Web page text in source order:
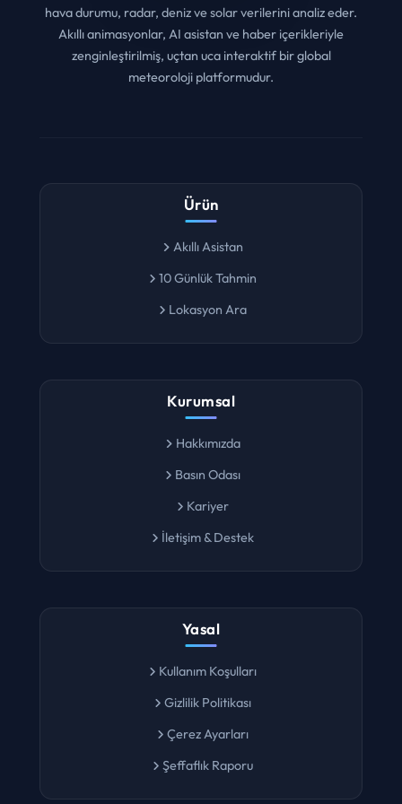
Yapay zeka ve yüksek kodlama teknolojisi mimarisiyle
hava durumu, radar, deniz ve solar verilerini analiz eder.
Akıllı animasyonlar, AI asistan ve haber içerikleriyle
zenginleştirilmiş, uçtan uca interaktif bir global
Ürün
Kurumsal
Yasal